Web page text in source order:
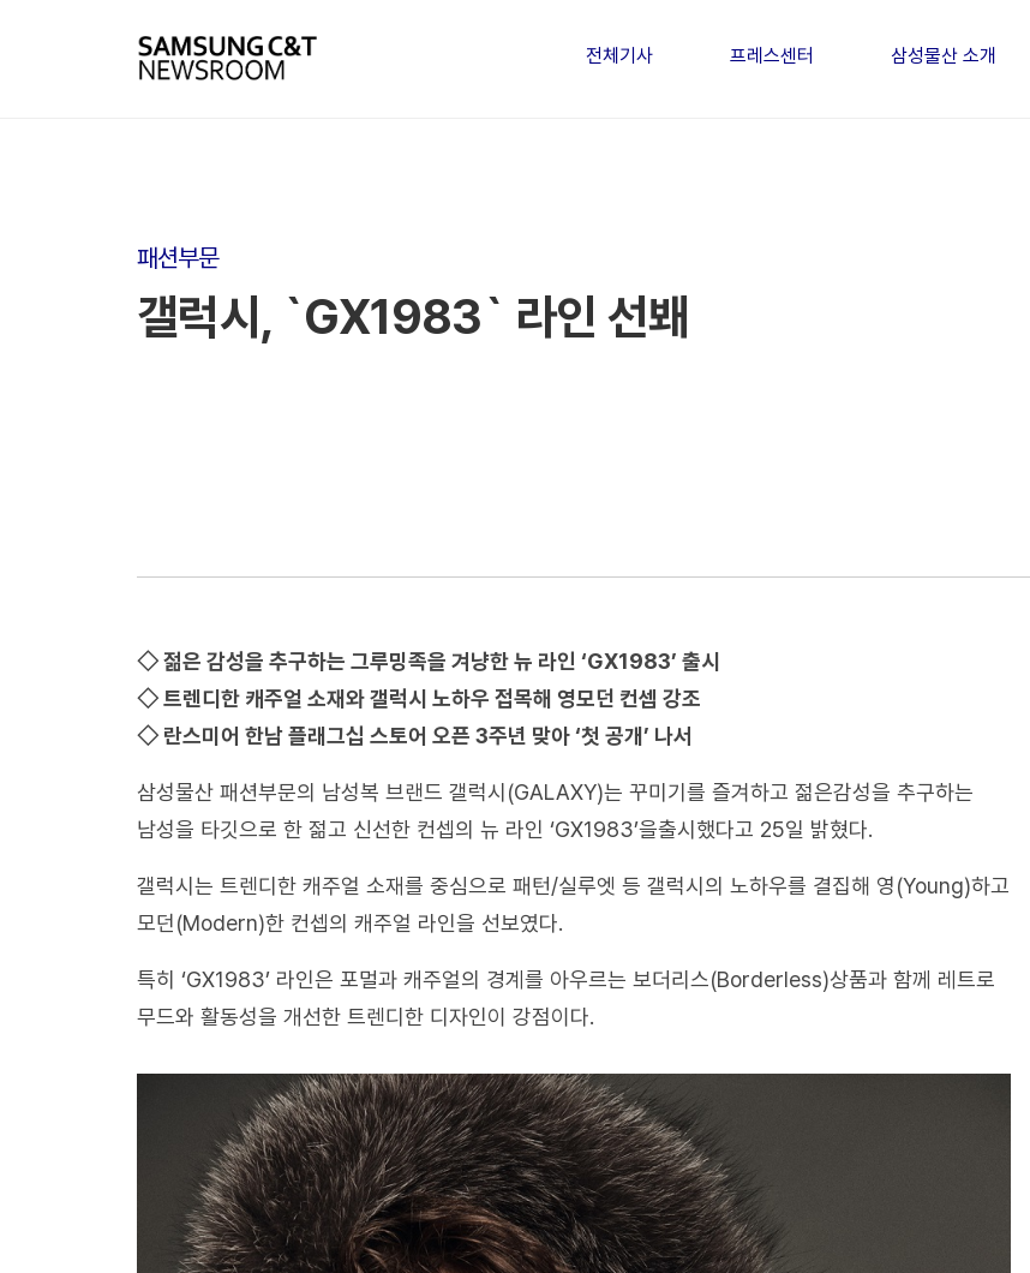
전체기사 프레스센터 삼성물산 소개
패션부문
갤럭시, `GX1983` 라인 선봬
◇ 젊은 감성을 추구하는 그루밍족을 겨냥한 뉴 라인 ‘GX1983’ 출시
◇ 트렌디한 캐주얼 소재와 갤럭시 노하우 접목해 영모던 컨셉 강조
◇ 란스미어 한남 플래그십 스토어 오픈 3주년 맞아 ‘첫 공개’ 나서
삼성물산 패션부문의 남성복 브랜드 갤럭시(GALAXY)는 꾸미기를 즐겨하고 젊은감성을 추구하는
남성을 타깃으로 한 젊고 신선한 컨셉의 뉴 라인 ‘GX1983’을출시했다고 25일 밝혔다.
갤럭시는 트렌디한 캐주얼 소재를 중심으로 패턴/실루엣 등 갤럭시의 노하우를 결집해 영(Young)하고
모던(Modern)한 컨셉의 캐주얼 라인을 선보였다.
특히 ‘GX1983’ 라인은 포멀과 캐주얼의 경계를 아우르는 보더리스(Borderless)상품과 함께 레트로
무드와 활동성을 개선한 트렌디한 디자인이 강점이다.